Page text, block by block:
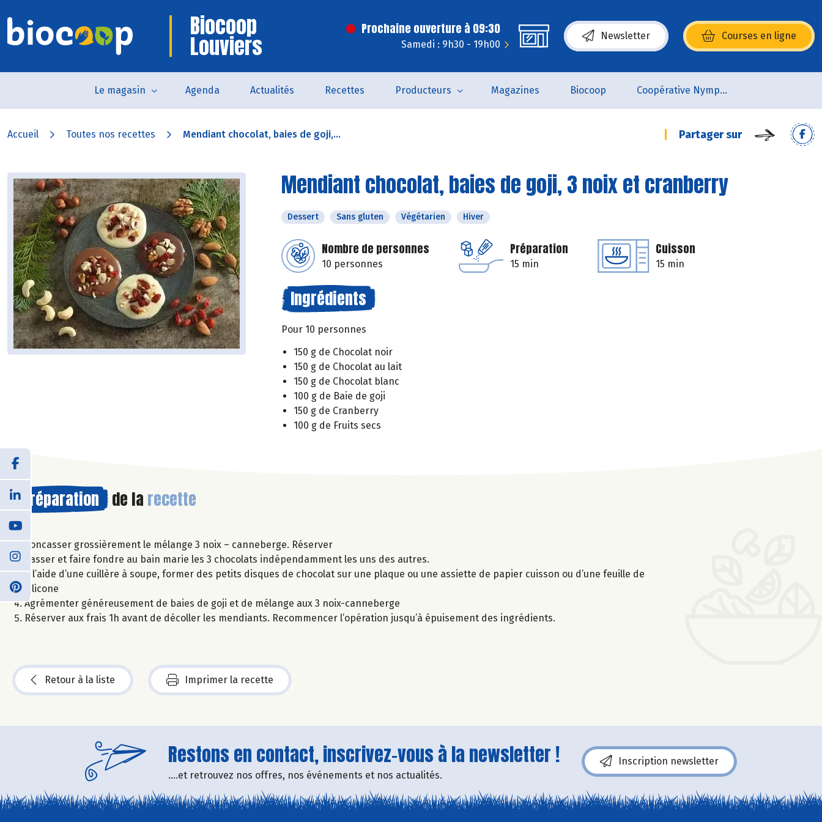
Biocoop
Louviers
Prochaine ouverture à 09:30
Samedi : 9h30 - 19h00
Newsletter Courses en ligne
(s’ouvre dans une nouvelle fenêtre)
Le magasin Agenda Actualités Recettes Producteurs Magazines Biocoop Coopérative Nymphéa
Accueil Toutes nos recettes Mendiant chocolat, baies de goji,... Partager sur
Mendiant chocolat, baies de goji, 3 noix et cranberry
Dessert Sans gluten Végétarien Hiver
Nombre de personnes
10 personnes
Préparation
15 min
Cuisson
15 min
Ingrédients
Pour 10 personnes
150 g de Chocolat noir
150 g de Chocolat au lait
150 g de Chocolat blanc
100 g de Baie de goji
150 g de Cranberry
100 g de Fruits secs
Préparation de la recette
Concasser grossièrement le mélange 3 noix – canneberge. Réserver
Casser et faire fondre au bain marie les 3 chocolats indépendamment les uns des autres.
A l’aide d’une cuillère à soupe, former des petits disques de chocolat sur une plaque ou une assiette de papier cuisson ou d’une feuille de
silicone
Agrémenter généreusement de baies de goji et de mélange aux 3 noix-canneberge
Réserver aux frais 1h avant de décoller les mendiants. Recommencer l’opération jusqu’à épuisement des ingrédients.
Retour à la liste Imprimer la recette
Restons en contact, inscrivez-vous à la newsletter !
....et retrouvez nos offres, nos événements et nos actualités.
Inscription newsletter